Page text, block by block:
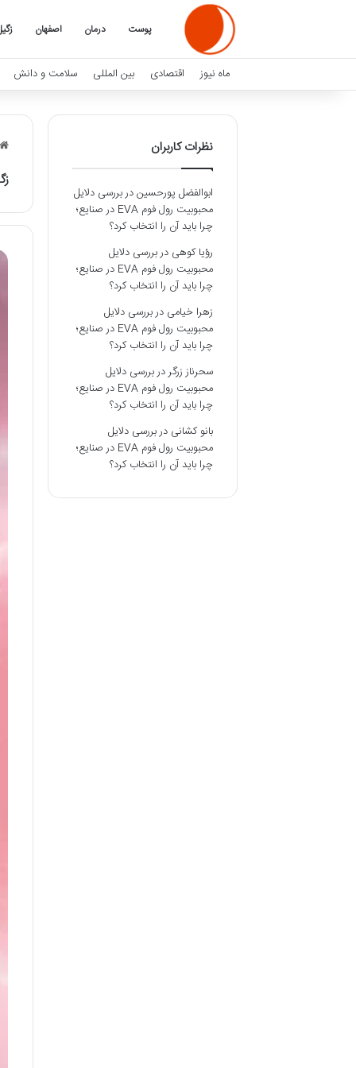
پوست درمان اصفهان
ماه نیوز اقتصادی بین المللی سلامت و دانش
نظرات کاربران
ابوالفضل پورحسیندربررسی دلایل
محبوبیت رول فوم EVA در صنایع؛
چرا باید آن را انتخاب کرد؟
رؤیا کوهی دربررسی دلایل
محبوبیت رول فوم EVA در صنایع؛
چرا باید آن را انتخاب کرد؟
زهرا خیامی دربررسی دلایل
محبوبیت رول فوم EVA در صنایع؛
چرا باید آن را انتخاب کرد؟
سحرناز زرگردربررسی دلایل
محبوبیت رول فوم EVA در صنایع؛
چرا باید آن را انتخاب کرد؟
بانو کشانی دربررسی دلایل
محبوبیت رول فوم EVA در صنایع؛
چرا باید آن را انتخاب کرد؟